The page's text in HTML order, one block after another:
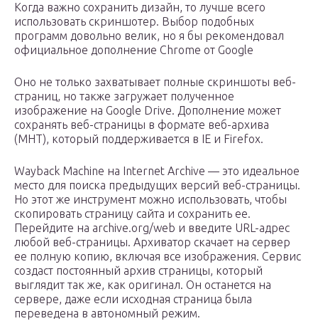
Когда важно сохранить дизайн, то лучше всего
использовать скриншотер. Выбор подобных
программ довольно велик, но я бы рекомендовал
официальное дополнение Chrome от Google
Оно не только захватывает полные скриншоты веб-
страниц, но также загружает полученное
изображение на Google Drive. Дополнение может
сохранять веб-страницы в формате веб-архива
(MHT), который поддерживается в IE и Firefox.
Wayback Machine на Internet Archive — это идеальное
место для поиска предыдущих версий веб-страницы.
Но этот же инструмент можно использовать, чтобы
скопировать страницу сайта и сохранить ее.
Перейдите на archive.org/web и введите URL-адрес
любой веб-страницы. Архиватор скачает на сервер
ее полную копию, включая все изображения. Сервис
создаст постоянный архив страницы, который
выглядит так же, как оригинал. Он останется на
сервере, даже если исходная страница была
переведена в автономный режим.